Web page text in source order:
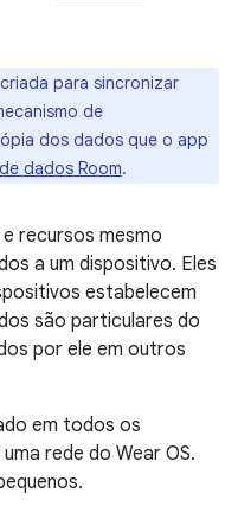
para sincronizar
de
dos dados que o app
dados Room.
recursos mesmo
a um dispositivo. Eles
estabelecem
são particulares do
por ele em outros
em todos os
rede do Wear OS.